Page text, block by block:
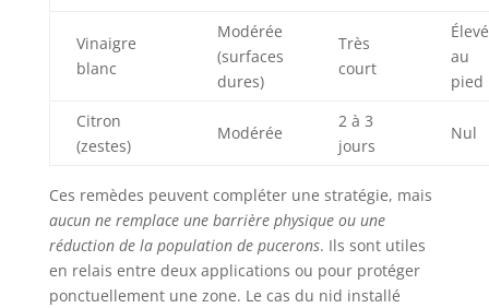
Vinaigre
blanc
Modérée
(surfaces
dures)
Très
court
Élevé
au
pied
Citron
(zestes)
Modérée
2 à 3
jours
Nul
Ces remèdes peuvent compléter une stratégie, mais
aucun ne remplace une barrière physique ou une
réduction de la population de pucerons. Ils sont utiles
en relais entre deux applications ou pour protéger
ponctuellement une zone. Le cas du nid installé